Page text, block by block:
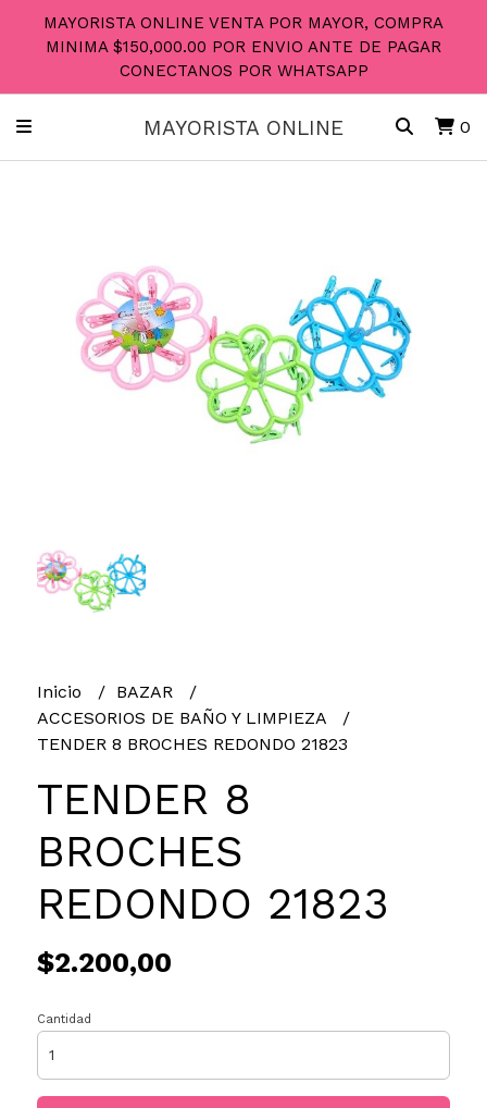
MAYORISTA ONLINE VENTA POR MAYOR, COMPRA
MINIMA $150,000.00 POR ENVIO ANTE DE PAGAR
CONECTANOS POR WHATSAPP
MAYORISTA ONLINE 0
Inicio
BAZAR
ACCESORIOS DE BAÑO Y LIMPIEZA
TENDER 8 BROCHES REDONDO 21823
TENDER 8
BROCHES
REDONDO 21823
$2.200,00
Cantidad